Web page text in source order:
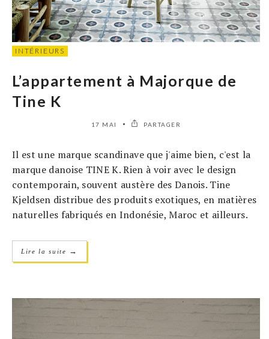
INTÉRIEURS
L’appartement à Majorque de
Tine K
17 MAI PARTAGER
Il est une marque scandinave que j'aime bien, c'est la
marque danoise TINE K. Rien à voir avec le design
contemporain, souvent austère des Danois. Tine
Kjeldsen distribue des produits exotiques, en matières
naturelles fabriqués en Indonésie, Maroc et ailleurs.
Lire la suite →